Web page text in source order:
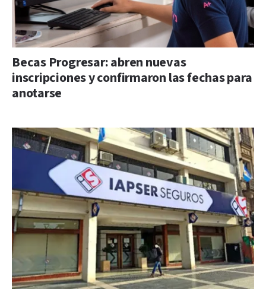
Becas Progresar: abren nuevas
inscripciones y confirmaron las fechas para
anotarse